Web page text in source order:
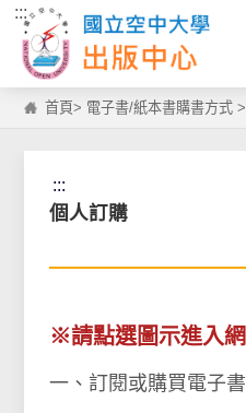
跳到主要內容區塊
:::
首頁> 電子書/紙本書購書方式 >
:::
個人訂購
※請點選圖示進入
一、訂閱或購買電子書